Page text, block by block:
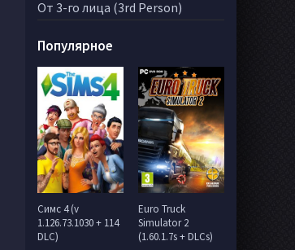
От 3-го лица (3rd Person)
Популярное
Симс 4 (v
1.126.73.1030 + 114
DLC)
Euro Truck
Simulator 2
(1.60.1.7s + DLCs)